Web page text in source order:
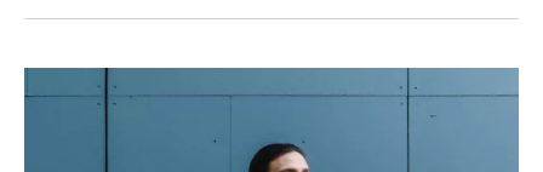
soukromí BurdaMedia Extra s.r.o., zaškrtněte toto pole.